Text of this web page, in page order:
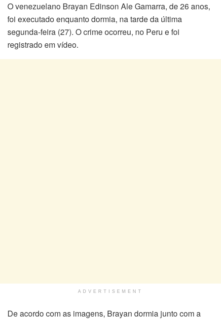
O venezuelano Brayan Edinson Ale Gamarra, de 26 anos,
foi executado enquanto dormia, na tarde da última
segunda-feira (27). O crime ocorreu, no Peru e foi
registrado em vídeo.
ADVERTISEMENT
De acordo com as imagens, Brayan dormia junto com a